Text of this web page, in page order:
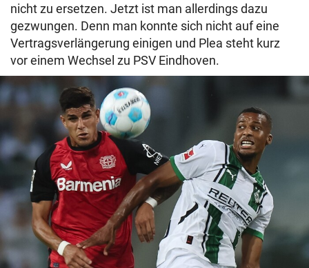
nicht zu ersetzen. Jetzt ist man allerdings dazu
gezwungen. Denn man konnte sich nicht auf eine
Vertragsverlängerung einigen und Plea steht kurz
vor einem Wechsel zu PSV Eindhoven.